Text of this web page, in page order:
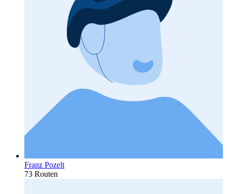
Franz Pozelt
73 Routen